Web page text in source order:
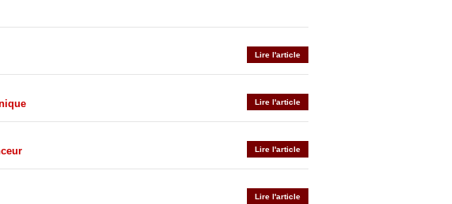
Lire l'article
Lire l'article
Lire l'article
Lire l'article